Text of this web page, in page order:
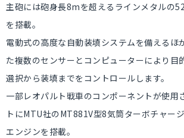
主砲には砲身長8mを超えるラインメタルの
を搭載。
電動式の高度な自動装填システムを備えるほ
た複数のセンサーとコンピューターにより目
選択から装填までをコントロールします。
一部レオパルト戦車のコンポーネントが使用
トにMTU社のMT881V型8気筒ターボチャー
エンジンを搭載。